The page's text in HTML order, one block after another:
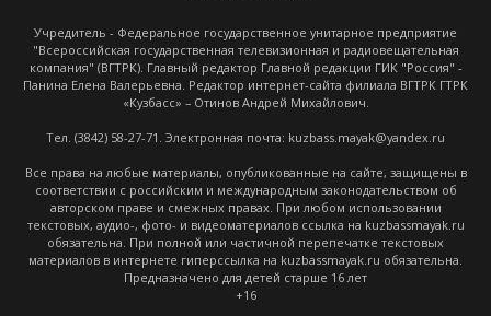
Учредитель - Федеральное государственное унитарное предприятие
"Всероссийская государственная телевизионная и радиовещательная
компания" (ВГТРК). Главный редактор Главной редакции ГИК "Россия" -
Панина Елена Валерьевна. Редактор интернет-сайта филиала ВГТРК ГТРК
«Кузбасс» – Отинов Андрей Михайлович.
Тел. (3842) 58-27-71. Электронная почта: kuzbass.mayak@yandex.ru
Все права на любые материалы, опубликованные на сайте, защищены в
соответствии с российским и международным законодательством об
авторском праве и смежных правах. При любом использовании
текстовых, аудио-, фото- и видеоматериалов ссылка на kuzbassmayak.ru
обязательна. При полной или частичной перепечатке текстовых
материалов в интернете гиперссылка на kuzbassmayak.ru обязательна.
Предназначено для детей старше 16 лет
+16